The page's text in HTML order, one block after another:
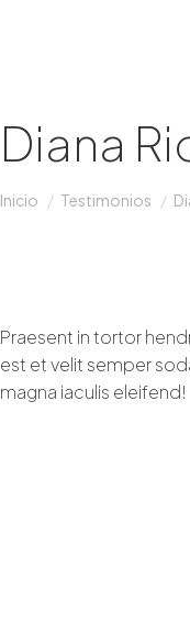
Diana
Estás aquí:
Inicio Testimonios
Praesent in tortor
est et velit semper
magna iaculis eleifend!